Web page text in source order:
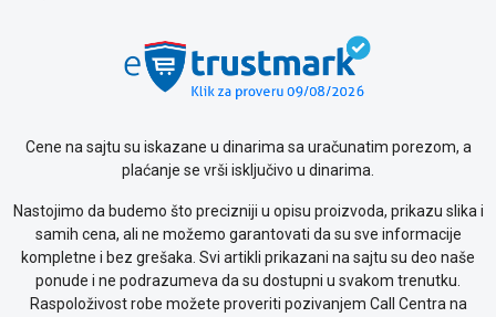
Cene na sajtu su iskazane u dinarima sa uračunatim porezom, a
plaćanje se vrši isključivo u dinarima.
Nastojimo da budemo što precizniji u opisu proizvoda, prikazu slika i
samih cena, ali ne možemo garantovati da su sve informacije
kompletne i bez grešaka. Svi artikli prikazani na sajtu su deo naše
ponude i ne podrazumeva da su dostupni u svakom trenutku.
Raspoloživost robe možete proveriti pozivanjem Call Centra na